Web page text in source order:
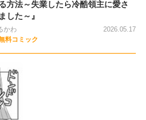
方法～失業したら冷酷領主に愛さ
した～』
かわ
料コミック
2026.05.17